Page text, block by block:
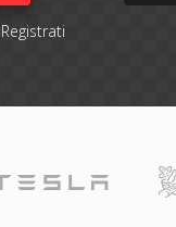
Registrati